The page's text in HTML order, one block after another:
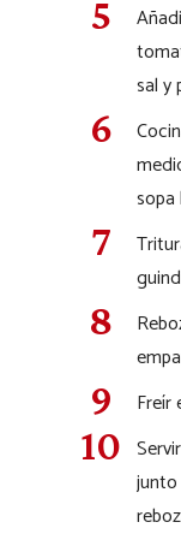
sal y
sopa
Freír